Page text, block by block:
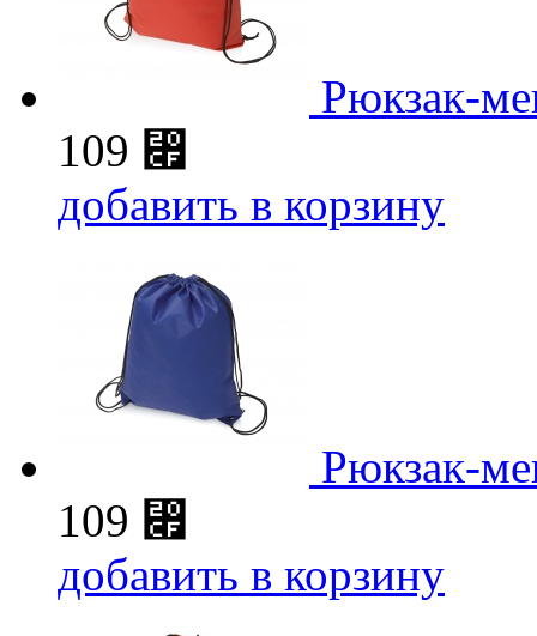
Рюкзак-
109 ⃏
добавить в корзину
Рюкзак-
109 ⃏
добавить в корзину